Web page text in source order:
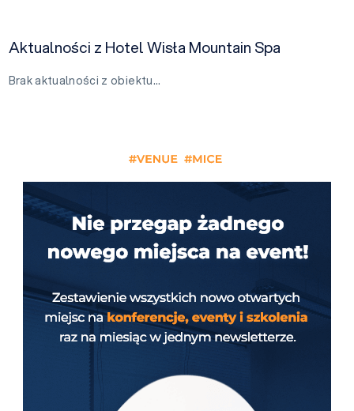
Aktualności z Hotel Wisła Mountain Spa
Brak aktualności z obiektu…